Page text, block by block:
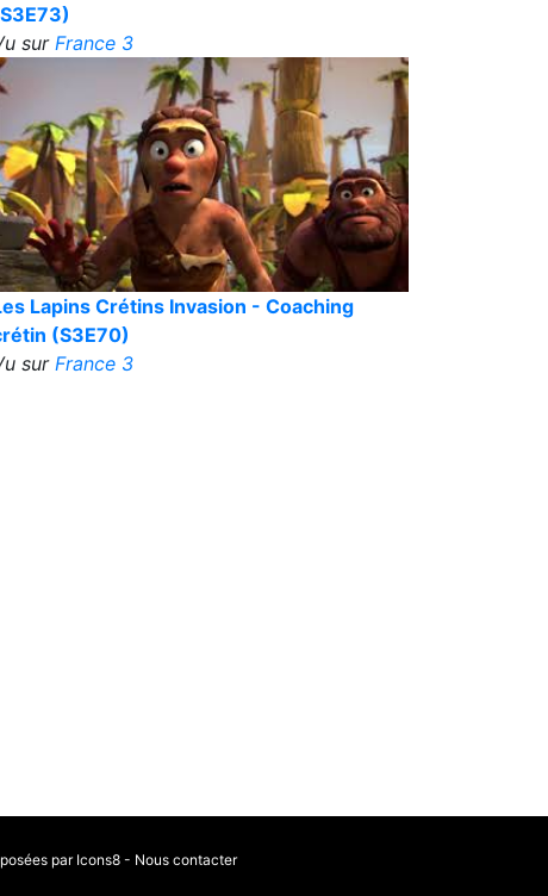
sur France 3
Lapins Crétins Invasion - Coaching
(S3E70)
sur France 3
par Icons8- Nous contacter